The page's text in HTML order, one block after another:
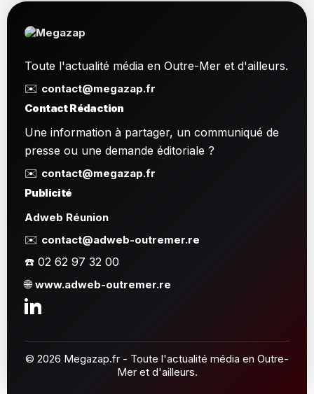
Toute l'actualité média en Outre-Mer et d'ailleurs.
✉️ contact@megazap.fr
Contact Rédaction
Une information à partager, un communiqué de
presse ou une demande éditoriale ?
✉️ contact@megazap.fr
Publicité
Adweb Réunion
✉️ contact@adweb-outremer.re
☎️ 02 62 97 32 00
🌐www.adweb-outremer.re
© 2026 Megazap.fr - Toute l'actualité média en Outre-
Mer et d'ailleurs.